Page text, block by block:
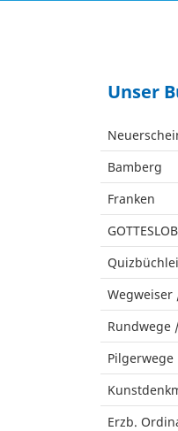
Unser
Bamberg
Franken
Rundwege
Pilgerwege
Erzb.